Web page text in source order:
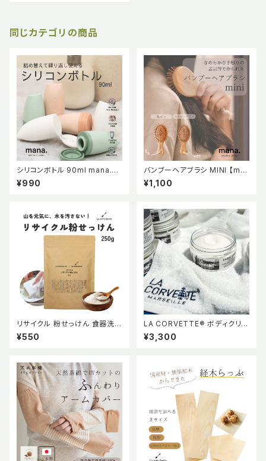
マツ 赤松 オーガニック おしゃれ
かわいい ナチュラル 天然素材
同じカテゴリの商品
シリコンボトル 90ml mana.O
RGANIC LIVING マナ マナオー
ガニックリビング 詰め替え シリ
キャンプ用品 サクラ モスグリー
ン ホワイト 全3色 エコ サスティ
ナブル
¥990
バンブーヘアブラシ MINI 【ma
na. ORGANIC LIVING】
¥1,100
リサイクル 粉せっけん 食器洗剤
香料不使用 純石けん分 弱アル
カリ性 ナチュラル エコ エシカル
¥550
LA CORVETTE®︎ ボディクリー
ム オリーブ＆シアバター 200m
L ラ・コルベット
¥3,300